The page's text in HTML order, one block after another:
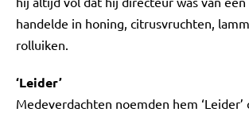
handelde in honing, citrusvruchten,
rolluiken.
‘Leider’
Medeverdachten noemden hem ‘Leider’